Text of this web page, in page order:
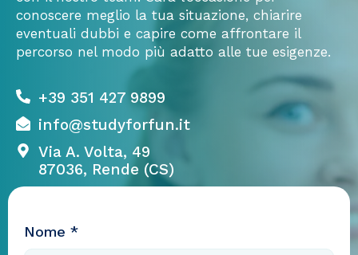
conoscere meglio la tua situazione, chiarire
eventuali dubbi e capire come affrontare il
percorso nel modo più adatto alle tue esigenze.
+39 351 427 9899
info@studyforfun.it
Via A. Volta, 49
87036, Rende (CS)
Nome *